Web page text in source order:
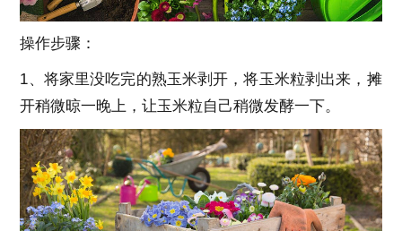
操作步骤：
1、将家里没吃完的熟玉米剥开，将玉米粒剥出来，摊
开稍微晾一晚上，让玉米粒自己稍微发酵一下。